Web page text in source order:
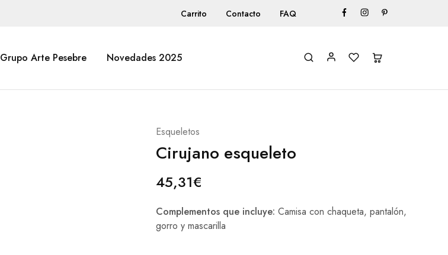
Carrito Contacto FAQ
Grupo Arte Pesebre Novedades 2025
Esqueletos
Cirujano esqueleto
45,31€
Complementos que incluye: Camisa con chaqueta, pantalón,
gorro y mascarilla